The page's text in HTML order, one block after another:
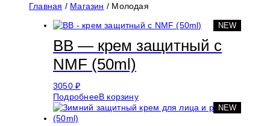
Главная / Магазин / Молодая
NEW
ВВ — крем защитный с
NMF (50ml)
3050₽
ПодробнееВ корзину
NEW